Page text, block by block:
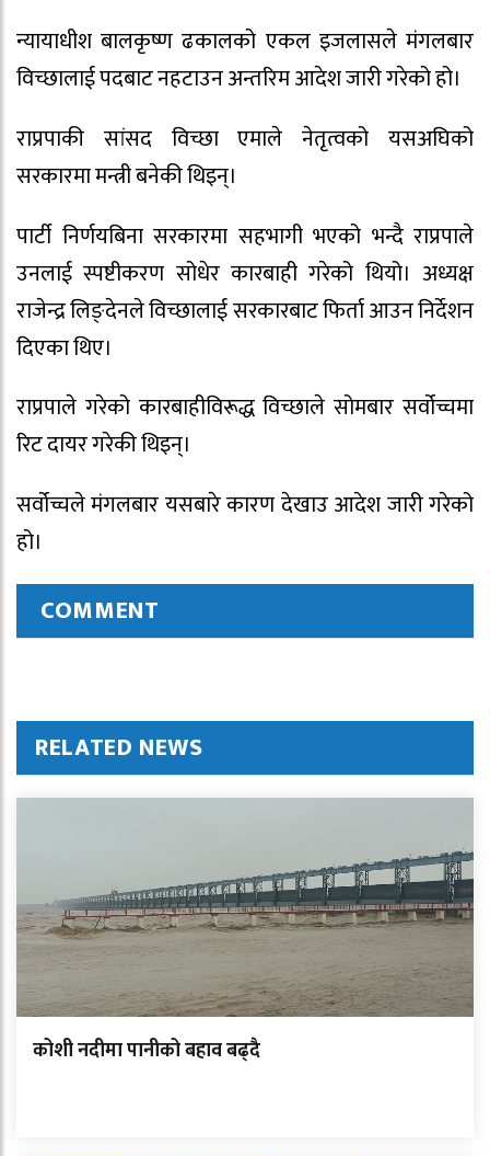
न्यायाधीश बालकृष्ण ढकालको एकल इजलासले मंगलबार
विच्छालाई पदबाट नहटाउन अन्तरिम आदेश जारी गरेको हो।
राप्रपाकी सांसद विच्छा एमाले नेतृत्वको यसअघिको
सरकारमा मन्त्री बनेकी थिइन्।
पार्टी निर्णयबिना सरकारमा सहभागी भएको भन्दै राप्रपाले
उनलाई स्पष्टीकरण सोधेर कारबाही गरेको थियो। अध्यक्ष
राजेन्द्र लिङ्देनले विच्छालाई सरकारबाट फिर्ता आउन निर्देशन
दिएका थिए।
राप्रपाले गरेको कारबाहीविरूद्ध विच्छाले सोमबार सर्वोच्चमा
रिट दायर गरेकी थिइन्।
सर्वोच्चले मंगलबार यसबारे कारण देखाउ आदेश जारी गरेको
हो।
COMMENT
RELATED NEWS
कोशी नदीमा पानीको बहाव बढ्दै